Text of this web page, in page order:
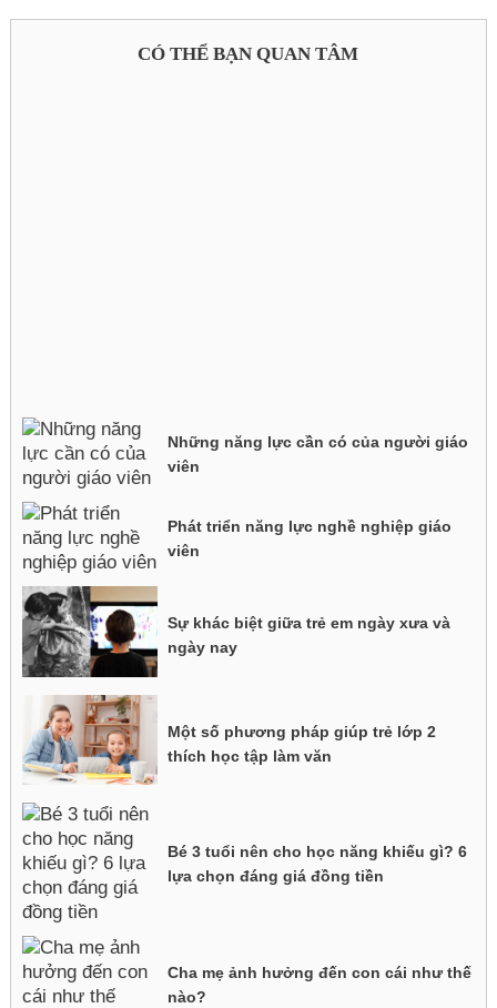
CÓ THỂ BẠN QUAN TÂM
Những năng lực cần có của người giáo
viên
Phát triển năng lực nghề nghiệp giáo
viên
Sự khác biệt giữa trẻ em ngày xưa và
ngày nay
Một số phương pháp giúp trẻ lớp 2
thích học tập làm văn
Bé 3 tuổi nên cho học năng khiếu gì? 6
lựa chọn đáng giá đồng tiền
Cha mẹ ảnh hưởng đến con cái như thế
nào?